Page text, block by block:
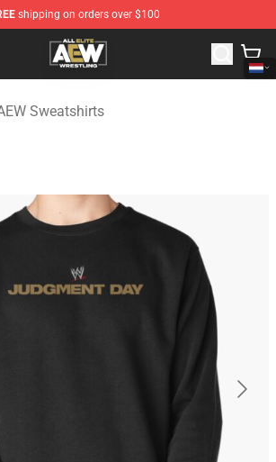
shipping on orders over $100
Official Aew Merchandise Store
Sweatshirts